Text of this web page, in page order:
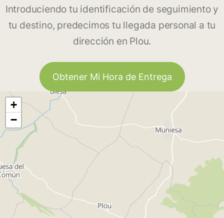
Introduciendo tu identificación de seguimiento y
tu destino, predecimos tu llegada personal a tu
dirección en Plou.
Obtener Mi Hora de Entrega
+
−